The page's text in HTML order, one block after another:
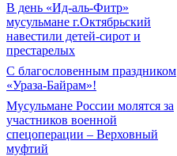
В день «Ид-аль-Фитр»
мусульмане г.Октябрьский
навестили детей-сирот и
престарелых
С благословенным праздником
«Ураза-Байрам»!
Мусульмане России молятся за
участников военной
спецоперации – Верховный
муфтий